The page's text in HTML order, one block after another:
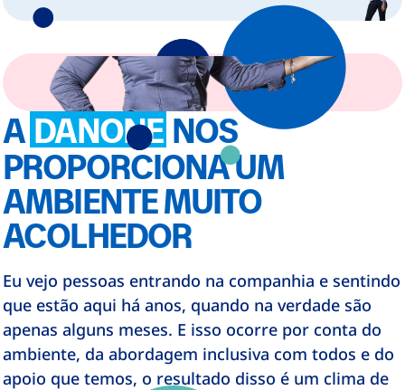
A DANONE NOS
PROPORCIONA UM
AMBIENTE MUITO
ACOLHEDOR
Eu vejo pessoas entrando na companhia e sentindo
que estão aqui há anos, quando na verdade são
apenas alguns meses. E isso ocorre por conta do
ambiente, da abordagem inclusiva com todos e do
apoio que temos, o resultado disso é um clima de